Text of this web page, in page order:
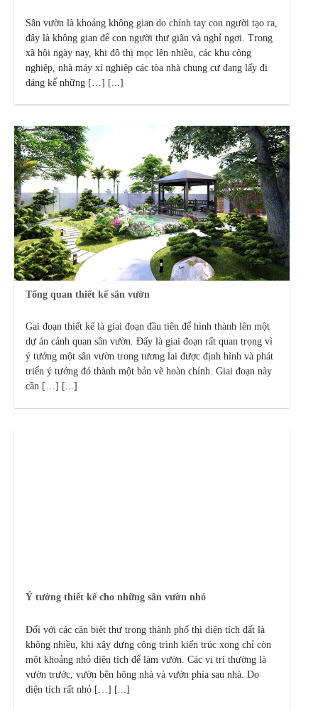
Sân vườn là khoảng không gian do chính tay con người tạo ra,
đây là không gian để con người thư giãn và nghỉ ngơi. Trong
xã hội ngày nay, khi đô thị mọc lên nhiều, các khu công
nghiệp, nhà máy xí nghiệp các tòa nhà chung cư đang lấy đi
đáng kể những […] [...]
Tổng quan thiết kế sân vườn
Gai đoạn thiết kế là giai đoạn đầu tiên để hình thành lên một
dự án cảnh quan sân vườn. Đấy là giai đoạn rất quan trọng vì
ý tưởng một sân vườn trong tương lai được định hình và phát
triển ý tưởng đó thành một bản vẽ hoàn chỉnh. Giai đoạn này
cần […] [...]
Ý tưởng thiết kế cho những sân vườn nhỏ
Đối với các căn biệt thự trong thành phố thì diện tích đất là
không nhiều, khi xây dựng công trình kiến trúc xong chỉ còn
một khoảng nhỏ diện tích để làm vườn. Các vị trí thường là
vườn trước, vườn bên hông nhà và vườn phía sau nhà. Do
diện tích rất nhỏ […] [...]